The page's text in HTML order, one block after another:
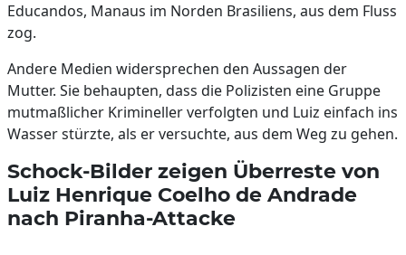
Educandos, Manaus im Norden Brasiliens, aus dem Fluss
zog.
Andere Medien widersprechen den Aussagen der
Mutter. Sie behaupten, dass die Polizisten eine Gruppe
mutmaßlicher Krimineller verfolgten und Luiz einfach ins
Wasser stürzte, als er versuchte, aus dem Weg zu gehen.
Schock-Bilder zeigen Überreste von
Luiz Henrique Coelho de Andrade
nach Piranha-Attacke